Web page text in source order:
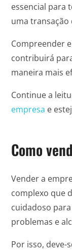
essencial para
uma
Compreender
contribuirá
maneira mais
Continue a
empresa e
Como
Vender a
complexo que
cuidadoso
problemas e
Por isso, deve-